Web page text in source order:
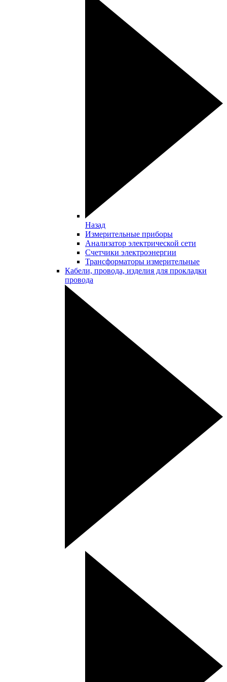
Назад
Измерительные приборы
Анализатор электрической сети
Счетчики электроэнергии
Трансформаторы измерительные
Кабели, провода, изделия для прокладки
провода